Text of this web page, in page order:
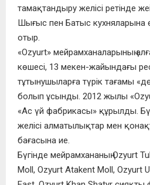
тамақтандыру желісі ретінде
Шығыс пен Батыс кухняларына
отыр.
«Ozyurt» мейрамханаларының
көшесі, 13 мекен-жайындағы
тұтынушыларға түрік тағамы
болып ұсынды. 2012 жылы
«Ас үй фабрикасы» құрылды.
желісі алматылықтар мен
бағасына ие.
Бүгінде мейрамхананың Ozyurt
Moll, Ozyurt Atakent Moll, Ozyurt